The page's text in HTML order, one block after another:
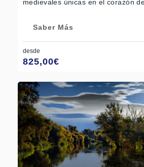
medievales únicas en el corazón
Saber Más
desde
825,00€